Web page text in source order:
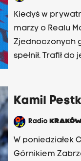
Kiedyś w
marzy o Realu
Zjednoczonych
spełnił. Trafił
Kamil
Radio
W poniedziałek
Górnikiem